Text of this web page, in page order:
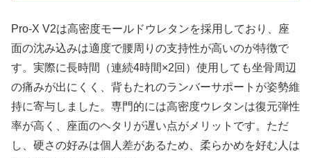
Pro-X V2は高密度モールドウレタンを採用しており、座
面の沈み込みは適度で腰周りの支持性が高いのが特徴で
す。実際に長時間（連続4時間×2回）使用しても坐骨周辺
の痛みが出にくく、背もたれのランバーサポートが姿勢維
持に寄与しました。専門的には高密度ウレタンは復元弾性
率が高く、座面のヘタリが遅い点がメリットです。ただ
し、硬さの好みは個人差があるため、柔らかめを好む人は